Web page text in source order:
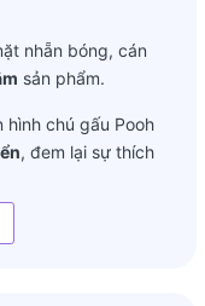
nhẵn bóng, cán
sản phẩm.
hình chú gấu Pooh
, đem lại sự thích